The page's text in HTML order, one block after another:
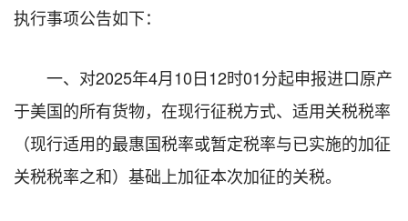
执行事项公告如下：
一、对2025年4月10日12时01分起申报进口原产
于美国的所有货物，在现行征税方式、适用关税税率
（现行适用的最惠国税率或暂定税率与已实施的加征
关税税率之和）基础上加征本次加征的关税。